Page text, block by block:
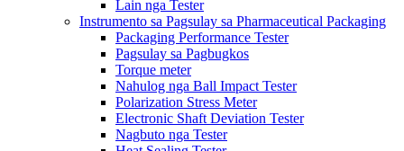
Lain nga Tester
Instrumento sa Pagsulay sa Pharmaceutical Packaging
Packaging Performance Tester
Pagsulay sa Pagbugkos
Torque meter
Nahulog nga Ball Impact Tester
Polarization Stress Meter
Electronic Shaft Deviation Tester
Nagbuto nga Tester